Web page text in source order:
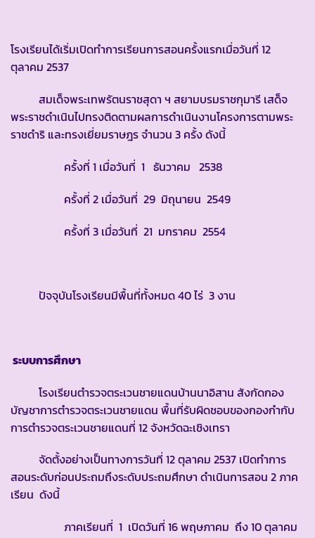
โรงเรียนได้เริ่มเปิดทำการเรียนการสอนครั้งแรกเมื่อวันที่ 12
ตุลาคม 2537
สมเด็จพระเทพรัตนราชสุดา ฯ สยามบรมราชกุมารี เสด็จ
พระราชดำเนินไปทรงติดตามผลการดำเนินงานโครงการตามพระ
ราชดำริ และทรงเยี่ยมราษฎร จำนวน 3 ครั้ง ดังนี้
ครั้งที่ 1 เมื่อวันที่ 1 ธันวาคม 2538
ครั้งที่ 2 เมื่อวันที่ 29 มิถุนายน 2549
ครั้งที่ 3 เมื่อวันที่ 21 มกราคม 2554
ปัจจุบันโรงเรียนมีพื้นที่ทั้งหมด 40 ไร่ 3 งาน
ระบบการศึกษา
โรงเรียนตำรวจตระเวนชายแดนบ้านนาอิสาน สังกัดกอง
บัญชาการตำรวจตระเวนชายแดน พื้นที่รับผิดชอบของกองกำกับ
การตำรวจตระเวนชายแดนที่ 12 จังหวัดฉะเชิงเทรา
จัดตั้งอย่างเป็นทางการวันที่ 12 ตุลาคม 2537 เปิดทำการ
สอนระดับก่อนประถมถึงระดับประถมศึกษา ดำเนินการสอน 2 ภาค
เรียน ดังนี้
ภาคเรียนที่ 1 เปิดวันที่ 16 พฤษภาคม ถึง 10 ตุลาคม